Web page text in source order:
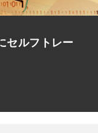
セルフトレー